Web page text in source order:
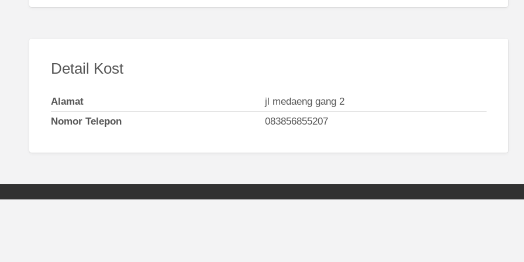
Detail Kost
Alamat
jl medaeng gang 2
Nomor Telepon
083856855207